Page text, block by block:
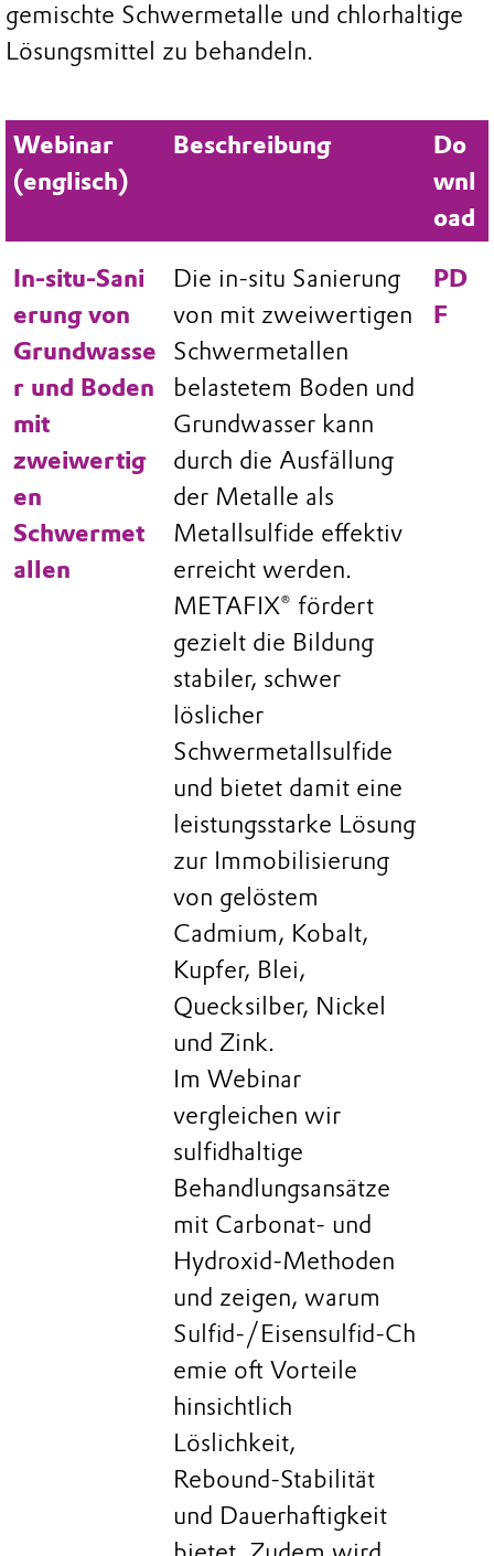
gemischte Schwermetalle und chlorhaltige
Lösungsmittel zu behandeln.
Webinar
(englisch)
Beschreibung
Do
wnl
oad
In‑situ‑Sani
erung von
Grundwasse
r und Boden
mit
zweiwertig
en
Schwermet
allen
Die in-situ Sanierung
von mit zweiwertigen
Schwermetallen
belastetem Boden und
Grundwasser kann
durch die Ausfällung
der Metalle als
Metallsulfide effektiv
erreicht werden.
METAFIX® fördert
gezielt die Bildung
stabiler, schwer
löslicher
Schwermetallsulfide
und bietet damit eine
leistungsstarke Lösung
zur Immobilisierung
von gelöstem
Cadmium, Kobalt,
Kupfer, Blei,
Quecksilber, Nickel
und Zink.
Im Webinar
vergleichen wir
sulfidhaltige
Behandlungsansätze
mit Carbonat‑ und
Hydroxid‑Methoden
und zeigen, warum
Sulfid‑/Eisensulfid‑Ch
emie oft Vorteile
hinsichtlich
Löslichkeit,
Rebound‑Stabilität
und Dauerhaftigkeit
PD
F